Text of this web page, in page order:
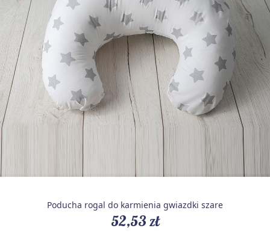
Poducha rogal do karmienia gwiazdki szare
52,53 zł